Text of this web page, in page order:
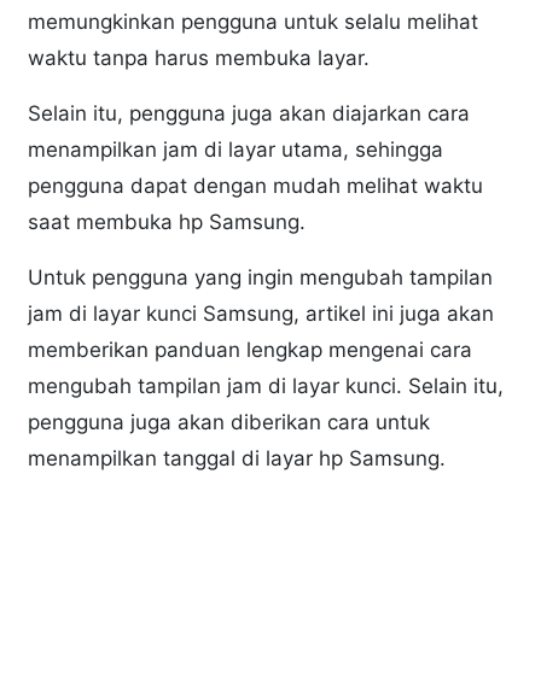
memungkinkan pengguna untuk selalu melihat
waktu tanpa harus membuka layar.
Selain itu, pengguna juga akan diajarkan cara
menampilkan jam di layar utama, sehingga
pengguna dapat dengan mudah melihat waktu
saat membuka hp Samsung.
Untuk pengguna yang ingin mengubah tampilan
jam di layar kunci Samsung, artikel ini juga akan
memberikan panduan lengkap mengenai cara
mengubah tampilan jam di layar kunci. Selain itu,
pengguna juga akan diberikan cara untuk
menampilkan tanggal di layar hp Samsung.